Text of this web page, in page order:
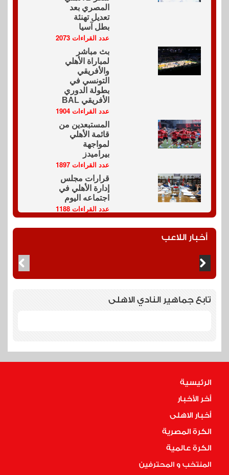
المصري بعد
تعديل تهنئة
بطل آسيا
عدد القراءات 2073
بث مباشر
لمباراة الأهلي
والأفريقي
التونسي في
بطولة الدوري
الأفريقي BAL
عدد القراءات 1904
المستبعدين من
قائمة الأهلي
لمواجهة
بيراميدز
عدد القراءات 1897
قرارات مجلس
إدارة الأهلي في
اجتماعه اليوم
عدد القراءات 1188
أخبار اللاعب
تابع جماهير النادي الاهلى
الرئيسية
أخر الأخبار
أخبار الاهلى
الكرة المصرية
الكرة عالمية
المنتخب و المحترفين